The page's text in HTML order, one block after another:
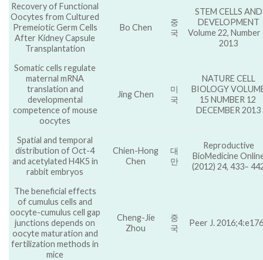
Recovery of Functional
Oocytes from Cultured
Premeiotic Germ Cells
After Kidney Capsule
Transplantation
Bo Chen
중
국
STEM CELLS AND
DEVELOPMENT
Volume 22, Number
2013
Somatic cells regulate
maternal mRNA
translation and
developmental
competence of mouse
oocytes
Jing Chen
미
국
NATURE CELL
BIOLOGY
15 NUMBER 12
DECEMBER 2013
Spatial and temporal
distribution of Oct-4
and acetylated H4K5 in
rabbit embryos
Chien-Hong
Chen
대
만
Reproductive
BioMedicine
(2012) 24, 433–
The beneficial effects
of cumulus cells and
oocyte-cumulus cell gap
junctions depends on
oocyte maturation and
fertilization methods in
mice
Cheng-Jie
Zhou
중
국
Peer J.